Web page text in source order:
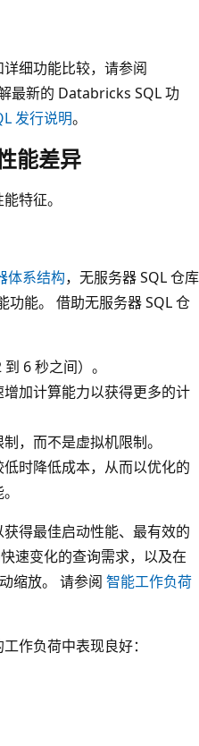
细功能比较，请参阅
最新的 Databricks SQL 功
发行说明。
能差异
特征。
体系结构，无服务器 SQL 仓库
能。 借助无服务器 SQL 仓
6 秒之间）。
加计算能力以获得更多的计
，而不是虚拟机限制。
时降低成本，从而以优化的
得最佳启动性能、最有效的
速变化的查询需求，以及在
缩放。 请参阅 智能工作负荷
作负荷中表现良好：